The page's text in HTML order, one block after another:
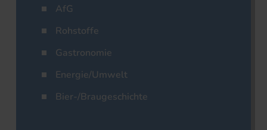
AfG
Rohstoffe
Gastronomie
Energie/Umwelt
Bier-/Braugeschichte